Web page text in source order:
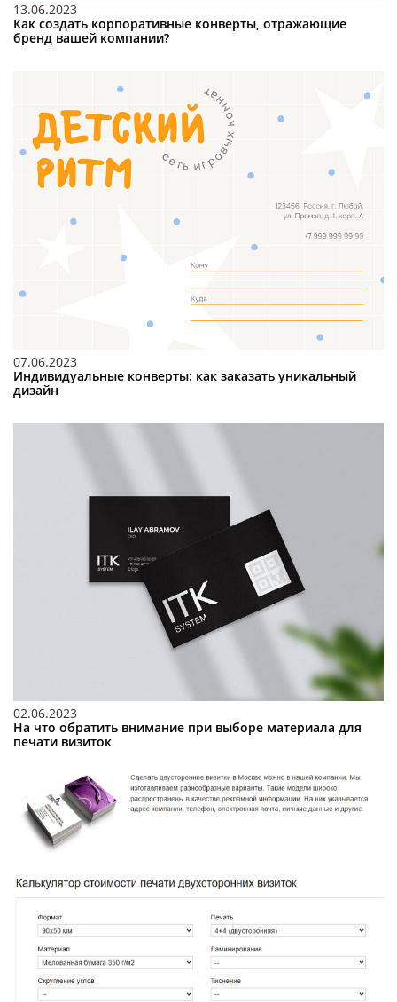
13.06.2023
Как создать корпоративные конверты, отражающие
бренд вашей компании?
07.06.2023
Индивидуальные конверты: как заказать уникальный
дизайн
02.06.2023
На что обратить внимание при выборе материала для
печати визиток